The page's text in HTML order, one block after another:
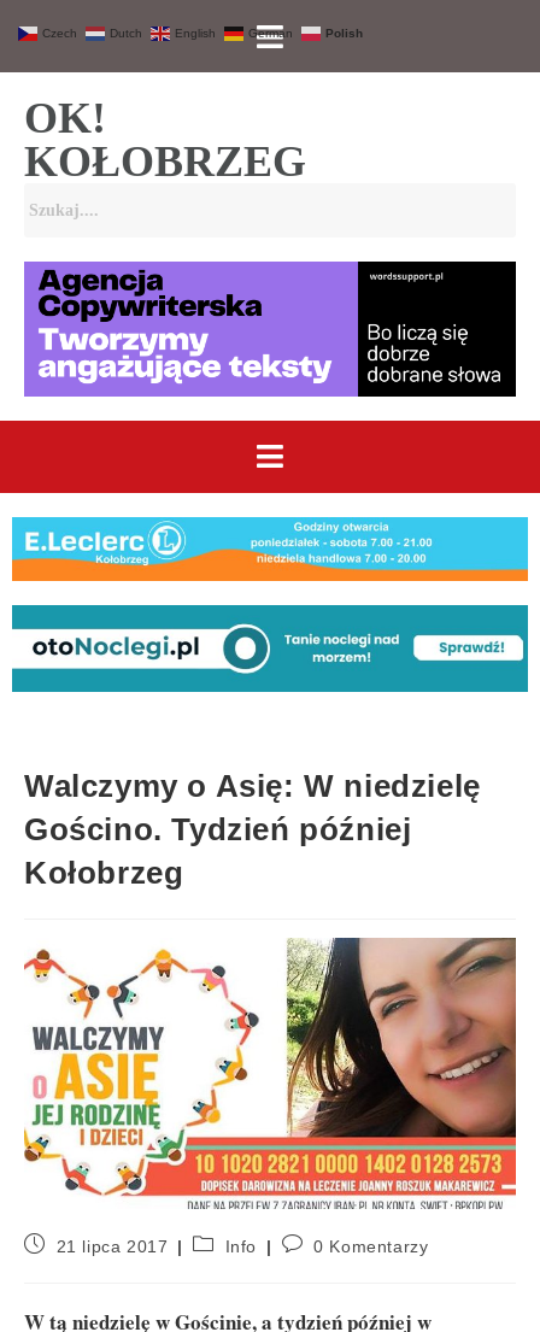
OK!
KOŁOBRZEG
Walczymy o Asię: W niedzielę
Gościno. Tydzień później
Kołobrzeg
21 lipca 2017 Info 0 Komentarzy
W tą niedzielę w Gościnie, a tydzień później w
Czech Dutch English German Polish